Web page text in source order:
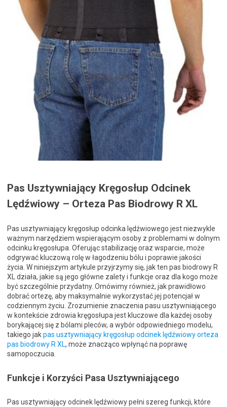
Pas Usztywniający Kręgosłup Odcinek
Lędźwiowy – Orteza Pas Biodrowy R XL
Pas usztywniający kręgosłup odcinka lędźwiowego jest niezwykle
ważnym narzędziem wspierającym osoby z problemami w dolnym
odcinku kręgosłupa. Oferując stabilizację oraz wsparcie, może
odgrywać kluczową rolę w łagodzeniu bólu i poprawie jakości
życia. W niniejszym artykule przyjrzymy się, jak ten pas biodrowy R
XL działa, jakie są jego główne zalety i funkcje oraz dla kogo może
być szczególnie przydatny. Omówimy również, jak prawidłowo
dobrać ortezę, aby maksymalnie wykorzystać jej potencjał w
codziennym życiu. Zrozumienie znaczenia pasu usztywniającego
w kontekście zdrowia kręgosłupa jest kluczowe dla każdej osoby
borykającej się z bólami pleców, a wybór odpowiedniego modelu,
takiego jakpas usztywniający kręgosłup odcinek lędźwiowy orteza
pas biodrowy R XL, może znacząco wpłynąć na poprawę
samopoczucia.
Funkcje i Korzyści Pasa Usztywniającego
Pas usztywniający odcinek lędźwiowy pełni szereg funkcji, które